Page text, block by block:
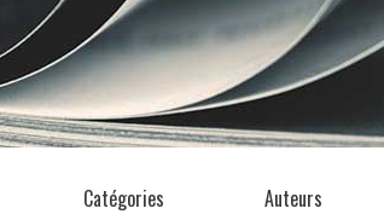
Catégories Auteurs